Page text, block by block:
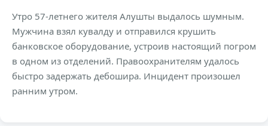
Утро 57-летнего жителя Алушты выдалось шумным.
Мужчина взял кувалду и отправился крушить
банковское оборудование, устроив настоящий погром
в одном из отделений. Правоохранителям удалось
быстро задержать дебошира. Инцидент произошел
ранним утром.